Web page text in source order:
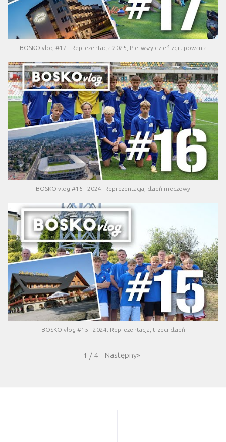
BOSKO vlog #17 - Reprezentacja 2025, Pierwszy dzień zgrupowania
BOSKO vlog #16 - 2024; Reprezentacja, dzień meczowy
BOSKO vlog #15 - 2024; Reprezentacja, trzeci dzień
1 / 4 Następny»